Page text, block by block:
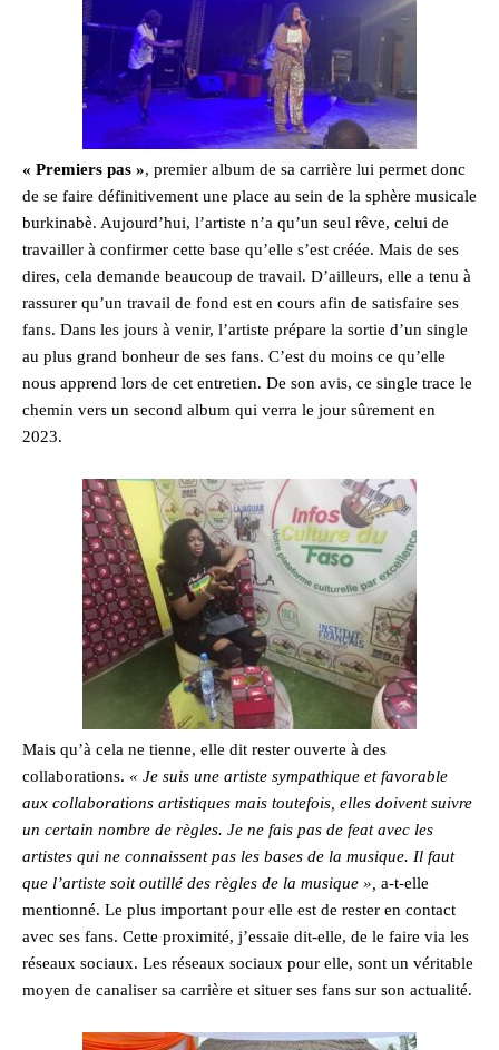
« Premiers pas », premier album de sa carrière lui permet donc
de se faire définitivement une place au sein de la sphère musicale
burkinabè. Aujourd’hui, l’artiste n’a qu’un seul rêve, celui de
travailler à confirmer cette base qu’elle s’est créée. Mais de ses
dires, cela demande beaucoup de travail. D’ailleurs, elle a tenu à
rassurer qu’un travail de fond est en cours afin de satisfaire ses
fans. Dans les jours à venir, l’artiste prépare la sortie d’un single
au plus grand bonheur de ses fans. C’est du moins ce qu’elle
nous apprend lors de cet entretien. De son avis, ce single trace le
chemin vers un second album qui verra le jour sûrement en
2023.
Mais qu’à cela ne tienne, elle dit rester ouverte à des
collaborations. « Je suis une artiste sympathique et favorable
aux collaborations artistiques mais toutefois, elles doivent suivre
un certain nombre de règles. Je ne fais pas de feat avec les
artistes qui ne connaissent pas les bases de la musique. Il faut
que l’artiste soit outillé des règles de la musique », a-t-elle
mentionné. Le plus important pour elle est de rester en contact
avec ses fans. Cette proximité, j’essaie dit-elle, de le faire via les
réseaux sociaux. Les réseaux sociaux pour elle, sont un véritable
moyen de canaliser sa carrière et situer ses fans sur son actualité.